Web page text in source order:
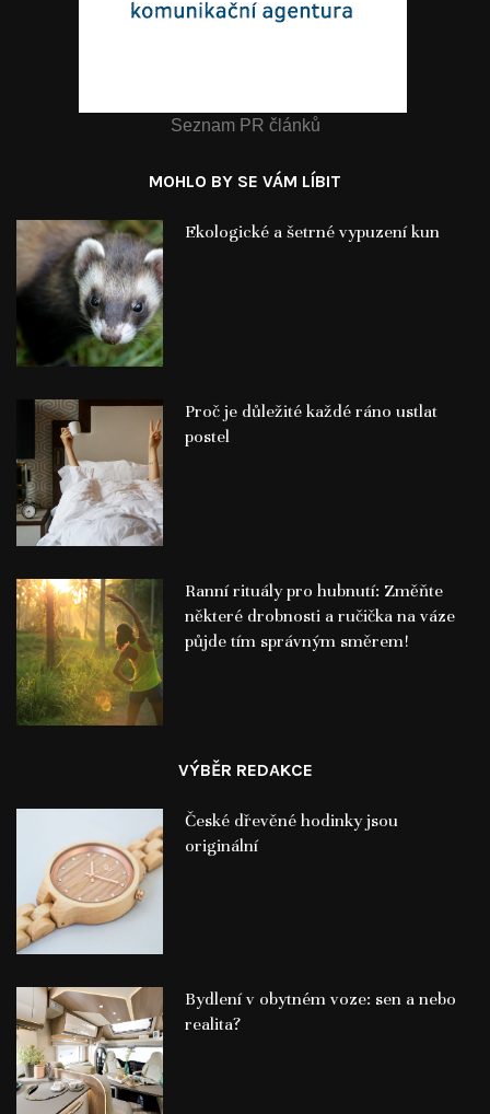
Seznam PR článků
MOHLO BY SE VÁM LÍBIT
Ekologické a šetrné vypuzení kun
Proč je důležité každé ráno ustlat
postel
Ranní rituály pro hubnutí: Změňte
některé drobnosti a ručička na váze
půjde tím správným směrem!
VÝBĚR REDAKCE
České dřevěné hodinky jsou
originální
Bydlení v obytném voze: sen a nebo
realita?